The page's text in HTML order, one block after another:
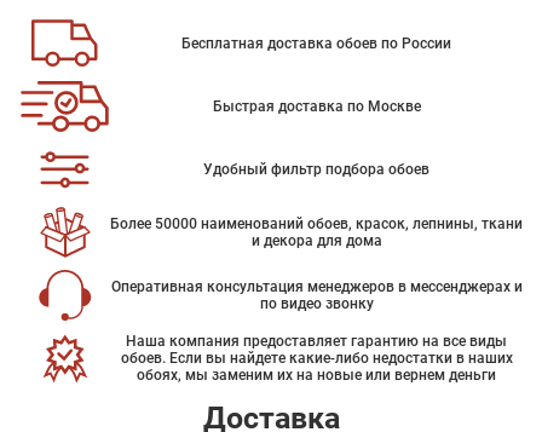
Бесплатная доставка обоев по России
Быстрая доставка по Москве
Удобный фильтр подбора обоев
Более 50000 наименований обоев, красок, лепнины, ткани
и декора для дома
Оперативная консультация менеджеров в мессенджерах и
по видео звонку
Наша компания предоставляет гарантию на все виды
обоев. Если вы найдете какие-либо недостатки в наших
обоях, мы заменим их на новые или вернем деньги
Доставка